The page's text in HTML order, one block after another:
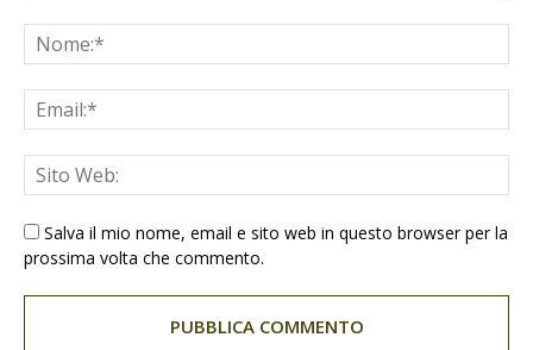
Salva il mio nome, email e sito web in questo browser per la
prossima volta che commento.